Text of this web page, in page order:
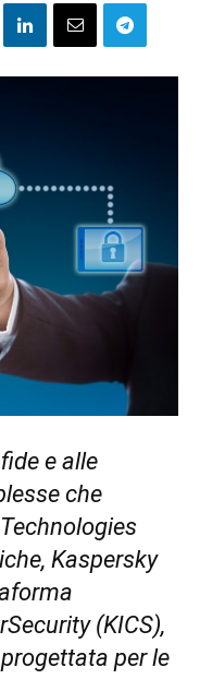
e alle
che
Kaspersky
(KICS),
per le